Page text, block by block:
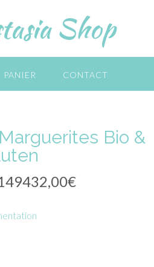
Shop
PANIER CONTACT
Bio &
€